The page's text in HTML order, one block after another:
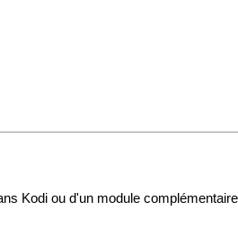
Kodi ou d'un module